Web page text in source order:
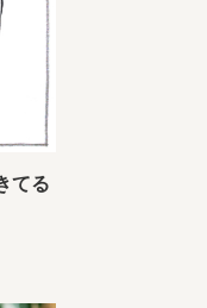
てる